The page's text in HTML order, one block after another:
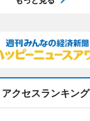
アクセスランキング